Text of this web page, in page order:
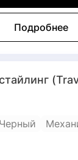
Подробнее
Черный